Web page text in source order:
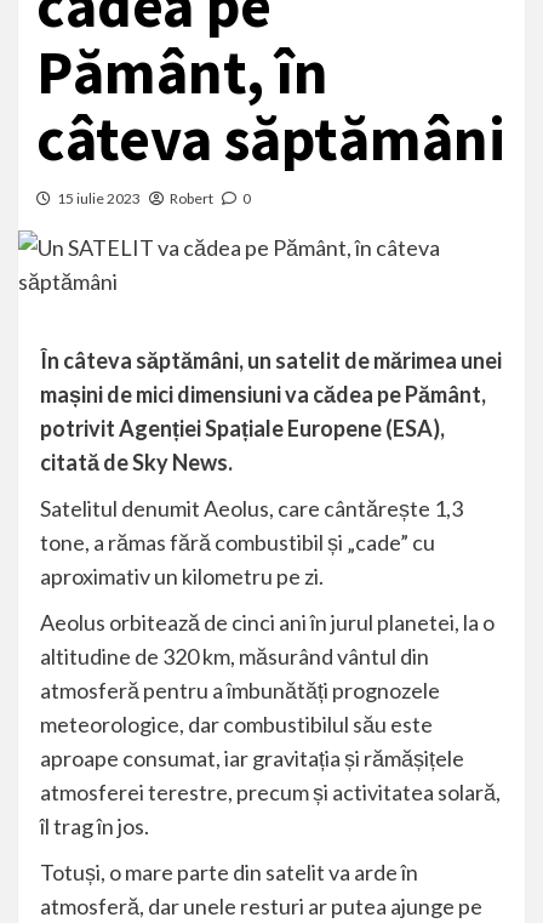
Pământ, în
câteva săptămâni
15 iulie 2023 Robert 0
În câteva săptămâni, un satelit de mărimea unei
mașini de mici dimensiuni va cădea pe Pământ,
potrivit Agenției Spațiale Europene (ESA),
citată de Sky News.
Satelitul denumit Aeolus, care cântărește 1,3
tone, a rămas fără combustibil și „cade” cu
aproximativ un kilometru pe zi.
Aeolus orbitează de cinci ani în jurul planetei, la o
altitudine de 320 km, măsurând vântul din
atmosferă pentru a îmbunătăți prognozele
meteorologice, dar combustibilul său este
aproape consumat, iar gravitația și rămășițele
atmosferei terestre, precum și activitatea solară,
îl trag în jos.
Totuși, o mare parte din satelit va arde în
atmosferă, dar unele resturi ar putea ajunge pe